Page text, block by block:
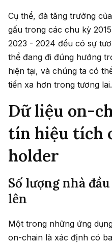
Cụ thể, đà tăng trưởng
gấu trong các chu kỳ
2023 - 2024 đều có sự
thể đang đi đúng hướng
hiện tại, và chúng ta có
tiến xa hơn trong tương lai.
Dữ liệu on-
tín hiệu tích
holder
Số lượng nhà
lên
Một trong những ứng
on-chain là xác định có